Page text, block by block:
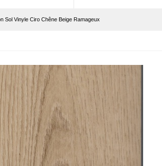
Sol Vinyle Ciro Chêne Beige Ramageux